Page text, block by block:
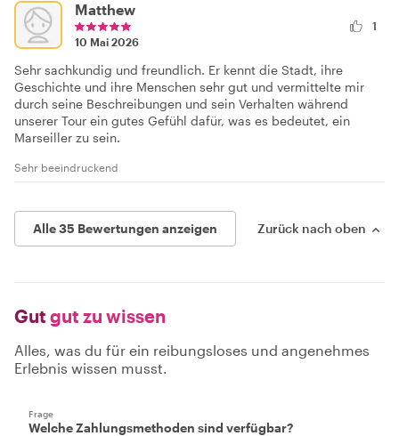
Matthew
10 Mai 2026
1
Sehr sachkundig und freundlich. Er kennt die Stadt, ihre
Geschichte und ihre Menschen sehr gut und vermittelte mir
durch seine Beschreibungen und sein Verhalten während
unserer Tour ein gutes Gefühl dafür, was es bedeutet, ein
Marseiller zu sein.
Sehr beeindruckend
Alle 35 Bewertungen anzeigen Zurück nach oben
Gut gut zu wissen
Alles, was du für ein reibungsloses und angenehmes
Erlebnis wissen musst.
Frage
Welche Zahlungsmethoden sind verfügbar?